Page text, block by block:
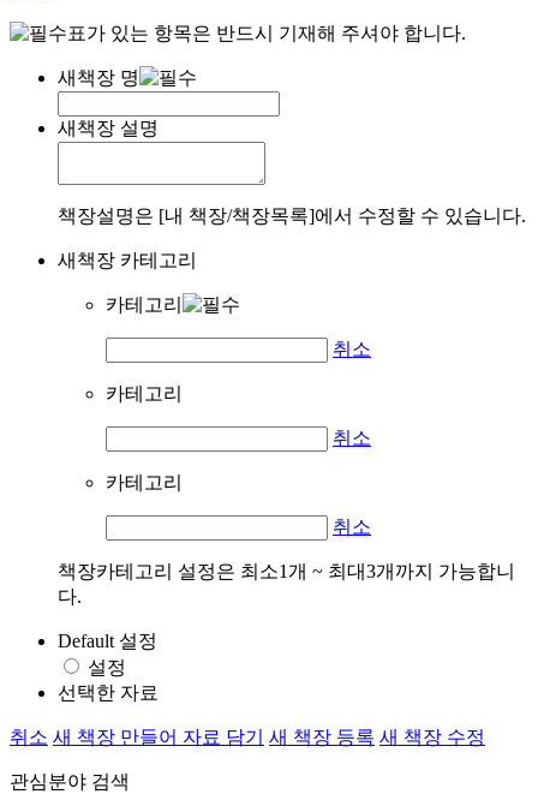
표가 있는 항목은 반드시 기재해 주셔야 합니다.
새책장 명
새책장 설명
책장설명은 [내 책장/책장목록]에서 수정할 수 있습니다.
새책장 카테고리
카테고리
취소
카테고리
취소
카테고리
취소
책장카테고리 설정은 최소1개 ~ 최대3개까지 가능합니
다.
Default 설정
설정
선택한 자료
취소 새 책장 만들어 자료 담기 새 책장 등록 새 책장 수정
관심분야 검색